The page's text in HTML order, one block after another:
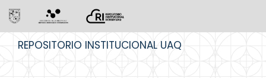
REPOSITORIO INSTITUCIONAL UAQ